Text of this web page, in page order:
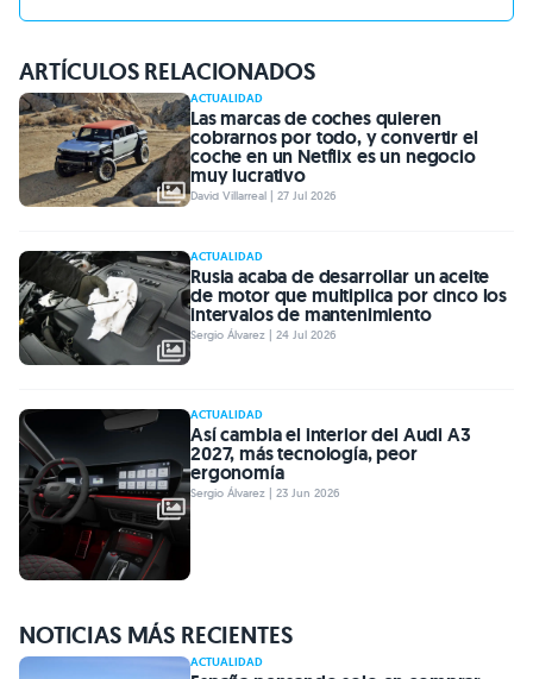
ARTÍCULOS RELACIONADOS
ACTUALIDAD
Las marcas de coches quieren
cobrarnos por todo, y convertir el
coche en un Netflix es un negocio
muy lucrativo
David Villarreal | 27 Jul 2026
ACTUALIDAD
Rusia acaba de desarrollar un aceite
de motor que multiplica por cinco los
intervalos de mantenimiento
Sergio Álvarez | 24 Jul 2026
ACTUALIDAD
Así cambia el interior del Audi A3
2027, más tecnología, peor
ergonomía
Sergio Álvarez | 23 Jun 2026
NOTICIAS MÁS RECIENTES
ACTUALIDAD